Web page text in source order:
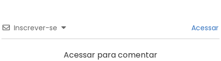
Inscrever-se Acessar
Acessar para comentar